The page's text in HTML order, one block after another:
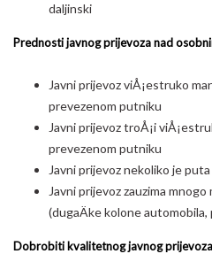
daljinski
Prednosti javnog prijevoza nad
Javni prijevoz viÅ¡estruko
prevezenom putniku
Javni prijevoz troÅ¡i
prevezenom putniku
Javni prijevoz nekoliko je
Javni prijevoz zauzima
(dugaÄke kolone
Dobrobiti kvalitetnog javnog prijevoza